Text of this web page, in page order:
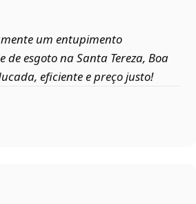
um entupimento
de esgoto na Santa Tereza, Boa
eficiente e preço justo!